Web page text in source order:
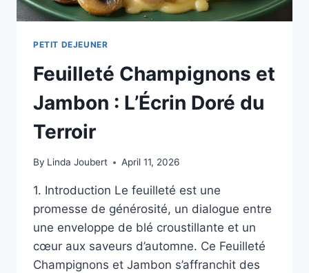
PETIT DEJEUNER
Feuilleté Champignons et
Jambon : L’Écrin Doré du
Terroir
By Linda Joubert April 11, 2026
1. Introduction Le feuilleté est une
promesse de générosité, un dialogue entre
une enveloppe de blé croustillante et un
cœur aux saveurs d’automne. Ce Feuilleté
Champignons et Jambon s’affranchit des